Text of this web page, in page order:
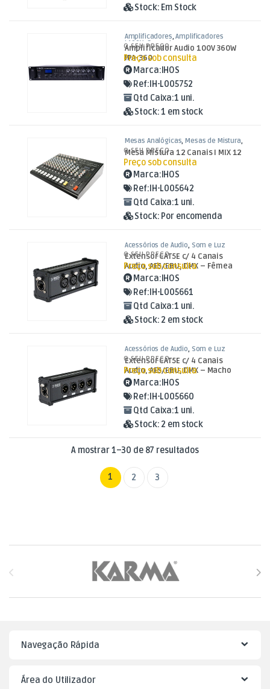
Stock: Em Stock
Amplificadores,Amplificadores
L100V,Som e Luz
Amplificador Audio 100V 360W
IPA-360
O SEU PREÇO
Preço sob consulta
Marca: IHOS
Ref: IH-L005752
Qtd Caixa:1 uni.
Stock: 1 em stock
Mesas Analógicas,Mesas de Mistura,
Som e Luz
Mesa Mistura 12 Canais I MIX 12
O SEU PREÇO
Preço sob consulta
Marca: IHOS
Ref: IH-L005642
Qtd Caixa:1 uni.
Stock: Por encomenda
Acessórios de Áudio, Som e Luz
Extensor CAT5E c/ 4 Canais
Audio, AES/EBU, DMX – Fêmea
INET4
O SEU PREÇO
Preço sob consulta
Marca: IHOS
Ref: IH-L005661
Qtd Caixa:1 uni.
Stock: 2 em stock
Acessórios de Áudio, Som e Luz
Extensor CAT5E c/ 4 Canais
Audio, AES/EBU, DMX – Macho
INET4
O SEU PREÇO
Preço sob consulta
Marca: IHOS
Ref: IH-L005660
Qtd Caixa:1 uni.
Stock: 2 em stock
A mostrar 1–30 de 87 resultadosOrdenado por
1 2 3
Navegação Rápida
Área do Utilizador